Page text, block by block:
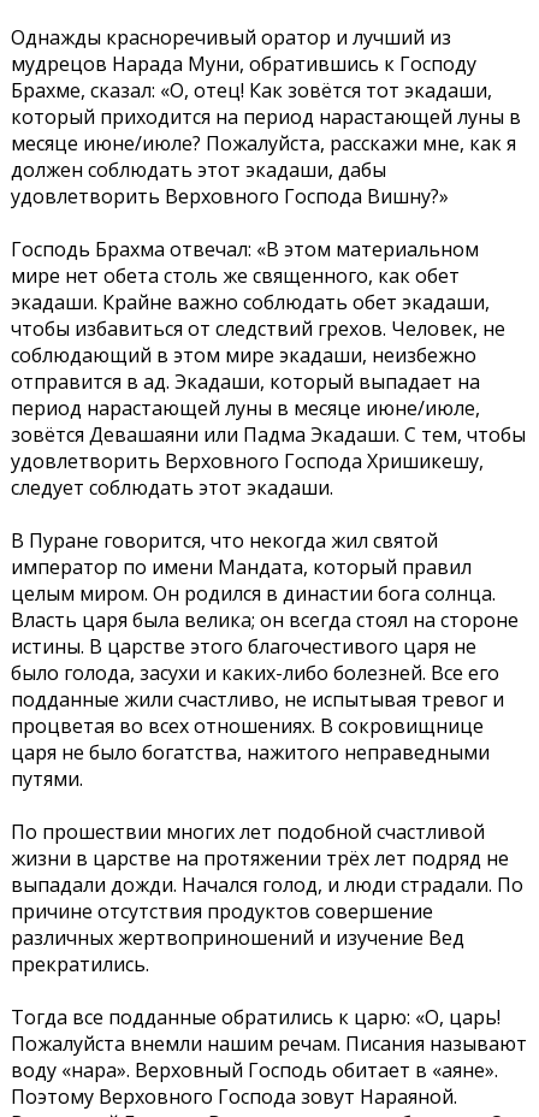
Однажды красноречивый оратор и лучший из
мудрецов Нарада Муни, обратившись к Господу
Брахме, сказал: «О, отец! Как зовётся тот экадаши,
который приходится на период нарастающей луны в
месяце июне/июле? Пожалуйста, расскажи мне, как я
должен соблюдать этот экадаши, дабы
удовлетворить Верховного Господа Вишну?»
Господь Брахма отвечал: «В этом материальном
мире нет обета столь же священного, как обет
экадаши. Крайне важно соблюдать обет экадаши,
чтобы избавиться от следствий грехов. Человек, не
соблюдающий в этом мире экадаши, неизбежно
отправится в ад. Экадаши, который выпадает на
период нарастающей луны в месяце июне/июле,
зовётся Девашаяни или Падма Экадаши. С тем, чтобы
удовлетворить Верховного Господа Хришикешу,
следует соблюдать этот экадаши.
В Пуране говорится, что некогда жил святой
император по имени Мандата, который правил
целым миром. Он родился в династии бога солнца.
Власть царя была велика; он всегда стоял на стороне
истины. В царстве этого благочестивого царя не
было голода, засухи и каких-либо болезней. Все его
подданные жили счастливо, не испытывая тревог и
процветая во всех отношениях. В сокровищнице
царя не было богатства, нажитого неправедными
путями.
По прошествии многих лет подобной счастливой
жизни в царстве на протяжении трёх лет подряд не
выпадали дожди. Начался голод, и люди страдали. По
причине отсутствия продуктов совершение
различных жертвоприношений и изучение Вед
прекратились.
Тогда все подданные обратились к царю: «О, царь!
Пожалуйста внемли нашим речам. Писания называют
воду «нара». Верховный Господь обитает в «аяне».
Поэтому Верховного Господа зовут Нараяной.